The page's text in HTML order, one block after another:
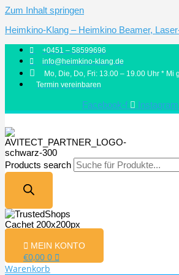
Zum Inhalt springen
Heimkino-Klang – Heimkino Beamer,
+0451 – 58599696
info@heimkino-klang.de
Mo, Die, Do, Fri: 13.00 – 19.00 Uhr *
Termin vereinbaren
Facebook-f Instagram
Products search
MEIN KONTO
€0,00 0
Warenkorb